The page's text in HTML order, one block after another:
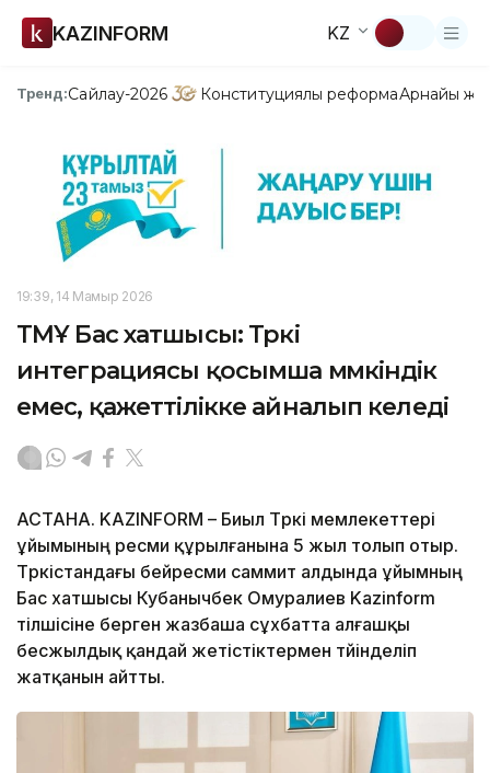
KAZINFORM KZ
Тренд:Сайлау-2026 Конституциялық реформаАрнайы
19:39, 14 Мамыр 2026
ТМҰ Бас хатшысы: Түркі
интеграциясы қосымша мүмкіндік
емес, қажеттілікке айналып келеді
АСТАНА. KAZINFORM – Биыл Түркі мемлекеттері
ұйымының ресми құрылғанына 5 жыл толып отыр.
Түркістандағы бейресми саммит алдында ұйымның
Бас хатшысы Кубанычбек Омуралиев Kazinform
тілшісіне берген жазбаша сұхбатта алғашқы
бесжылдық қандай жетістіктермен түйінделіп
жатқанын айтты.